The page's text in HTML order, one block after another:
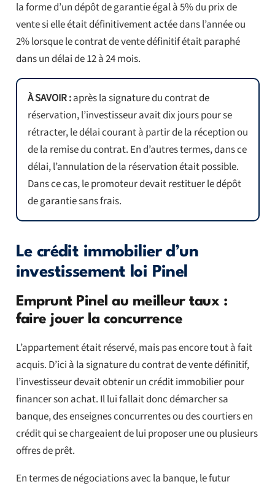
la forme d’un dépôt de garantie égal à 5% du prix de
vente si elle était définitivement actée dans l’année ou
2% lorsque le contrat de vente définitif était paraphé
dans un délai de 12 à 24 mois.
À SAVOIR :après la signature du contrat de
réservation, l’investisseur avait dix jours pour se
rétracter, le délai courant à partir de la réception ou
de la remise du contrat. En d’autres termes, dans ce
délai, l’annulation de la réservation était possible.
Dans ce cas, le promoteur devait restituer le dépôt
de garantie sans frais.
Le crédit immobilier d’un
investissement loi Pinel
Emprunt Pinel au meilleur taux :
faire jouer la concurrence
L’appartement était réservé, mais pas encore tout à fait
acquis. D’ici à la signature du contrat de vente définitif,
l’investisseur devait obtenir un crédit immobilier pour
financer son achat. Il lui fallait donc démarcher sa
banque, des enseignes concurrentes ou des courtiers en
crédit qui se chargeaient de lui proposer une ou plusieurs
offres de prêt.
En termes de négociations avec la banque, le futur